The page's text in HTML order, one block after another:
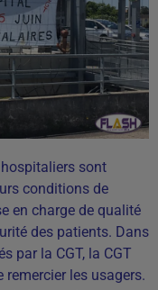
sont
conditions de
en charge de qualité
des patients. Dans
par la CGT, la CGT
remercier les usagers.